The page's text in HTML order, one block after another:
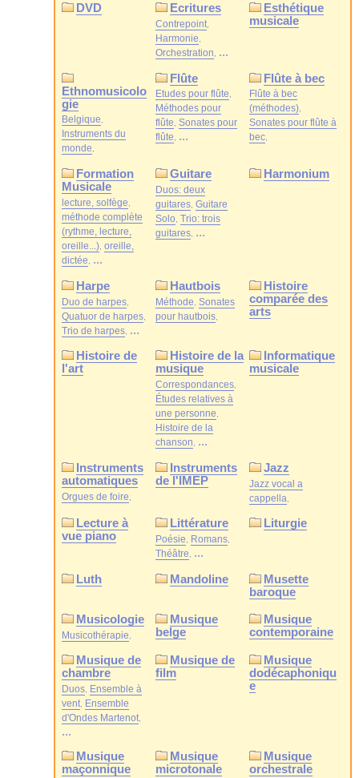
DVD Ecritures
Contrepoint
Harmonie
Orchestration ...
Esthétique
musicale
Ethnomusicolo
gie
Belgique
Instruments du
monde
Flûte
Etudes pour flûte
Méthodes pour
flûte Sonates pour
flûte ...
Flûte à bec
Flûte à bec
(méthodes)
Sonates pour flûte à
bec
Formation
Musicale
lecture, solfège
méthode complète
(rythme, lecture,
oreille...) oreille,
dictée ...
Guitare
Duos: deux
guitares Guitare
Solo Trio: trois
guitares ...
Harmonium
Harpe
Duo de harpes
Quatuor de harpes
Trio de harpes ...
Hautbois
Méthode Sonates
pour hautbois
Histoire
comparée des
arts
Histoire de
l'art
Histoire de la
musique
Correspondances
Études relatives à
une personne
Histoire de la
chanson ...
Informatique
musicale
Instruments
automatiques
Orgues de foire
Instruments
de l'IMEP
Jazz
Jazz vocal a
cappella
Lecture à
vue piano
Littérature
Poésie
Romans
Théâtre ...
Liturgie
Luth Mandoline
Musette
baroque
Musicologie
Musicothérapie
Musique
belge
Musique
contemporaine
Musique de
chambre
Duos Ensemble à
vent Ensemble
d'Ondes Martenot
...
Musique de
film
Musique
dodécaphoniqu
e
Musique
maçonnique
Musique
microtonale
Musique
orchestrale